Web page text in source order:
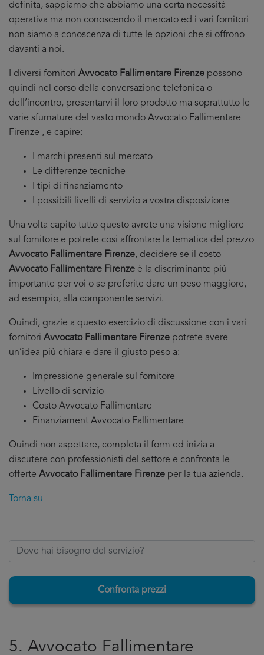
definita, sappiamo che abbiamo una certa necessità
operativa ma non conoscendo il mercato ed i vari fornitori
non siamo a conoscenza di tutte le opzioni che si offrono
davanti a noi.
I diversi fornitori Avvocato Fallimentare Firenze possono
quindi nel corso della conversazione telefonica o
dell’incontro, presentarvi il loro prodotto ma soprattutto le
varie sfumature del vasto mondo Avvocato Fallimentare
Firenze , e capire:
I marchi presenti sul mercato
Le differenze tecniche
I tipi di finanziamento
I possibili livelli di servizio a vostra disposizione
Una volta capito tutto questo avrete una visione migliore
sul fornitore e potrete cosi affrontare la tematica del prezzo
Avvocato Fallimentare Firenze, decidere se il costo
Avvocato Fallimentare Firenze è la discriminante più
importante per voi o se preferite dare un peso maggiore,
ad esempio, alla componente servizi.
Quindi, grazie a questo esercizio di discussione con i vari
fornitori Avvocato Fallimentare Firenze potrete avere
un’idea più chiara e dare il giusto peso a:
Impressione generale sul fornitore
Livello di servizio
Costo Avvocato Fallimentare
Finanziament Avvocato Fallimentare
Quindi non aspettare, completa il form ed inizia a
discutere con professionisti del settore e confronta le
offerte Avvocato Fallimentare Firenze per la tua azienda.
Torna su
Confronta prezzi
5. Avvocato Fallimentare